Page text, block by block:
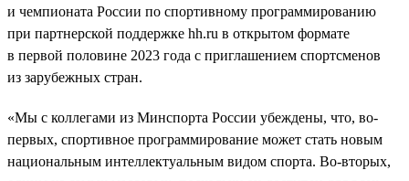
и чемпионата России по спортивному программированию
при партнерской поддержке hh.ru в открытом формате
в первой половине 2023 года с приглашением спортсменов
из зарубежных стран.
«Мы с коллегами из Минспорта России убеждены, что, во-
первых, спортивное программирование может стать новым
национальным интеллектуальным видом спорта. Во-вторых,